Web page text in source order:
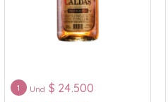
1 Und $ 24.500